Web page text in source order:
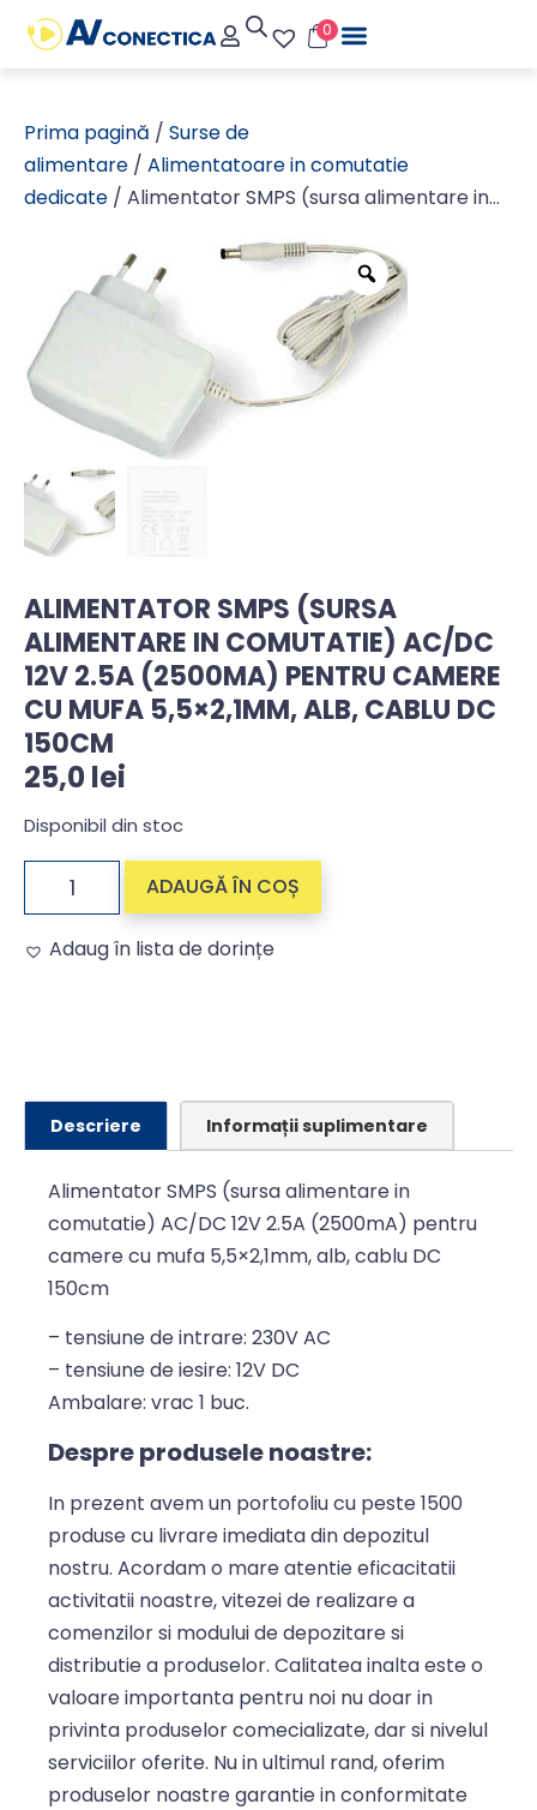
0
Prima pagină / Surse de
alimentare / Alimentatoare in comutatie
dedicate / Alimentator SMPS (sursa alimentare in
camere cu mufa 5,5×2,1mm, alb, cablu DC 150cm
ALIMENTATOR SMPS (SURSA
ALIMENTARE IN COMUTATIE) AC/DC
12V 2.5A (2500MA) PENTRU CAMERE
CU MUFA 5,5×2,1MM, ALB, CABLU DC
150CM
25,0lei
Disponibil din stoc
ADAUGĂ ÎN COȘ
Adaug în lista de dorințe
Descriere Informații suplimentare
Alimentator SMPS (sursa alimentare in
comutatie) AC/DC 12V 2.5A (2500mA) pentru
camere cu mufa 5,5×2,1mm, alb, cablu DC
150cm
– tensiune de intrare: 230V AC
– tensiune de iesire: 12V DC
Ambalare: vrac 1 buc.
Despre produsele noastre:
In prezent avem un portofoliu cu peste 1500
produse cu livrare imediata din depozitul
nostru. Acordam o mare atentie eficacitatii
activitatii noastre, vitezei de realizare a
comenzilor si modului de depozitare si
distributie a produselor. Calitatea inalta este o
valoare importanta pentru noi nu doar in
privinta produselor comecializate, dar si nivelul
serviciilor oferite. Nu in ultimul rand, oferim
produselor noastre garantie in conformitate